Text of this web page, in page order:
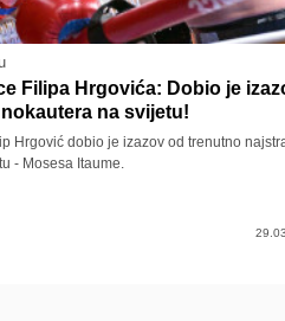
Filipa Hrgovića: Dobio je
na svijetu!
Hrgović dobio je izazov od trenutno
- Mosesa Itaume.